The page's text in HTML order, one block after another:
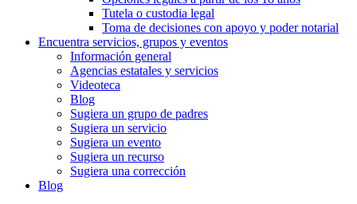
Tutela o custodia legal
Toma de decisiones con apoyo y poder notarial
Encuentra servicios, grupos y eventos
Información general
Agencias estatales y servicios
Videoteca
Blog
Sugiera un grupo de padres
Sugiera un servicio
Sugiera un evento
Sugiera un recurso
Sugiera una corrección
Blog